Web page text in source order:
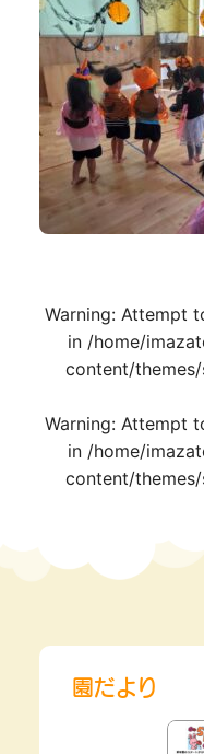
Warning: Attempt
in /home/
content/
Warning: Attempt
in /home/
content/
園だより